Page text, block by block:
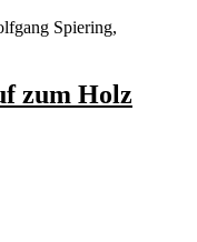
Spiering,
zum Holz